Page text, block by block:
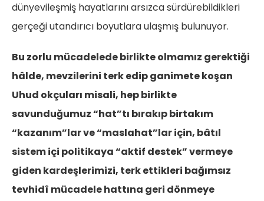
dünyevileşmiş hayatlarını arsızca sürdürebildikleri
gerçeği utandırıcı boyutlara ulaşmış bulunuyor.
Bu zorlu mücadelede birlikte olmamız gerektiği
hâlde, mevzilerini terk edip ganimete koşan
Uhud okçuları misali, hep birlikte
savunduğumuz “hat”tı bırakıp birtakım
“kazanım”lar ve “maslahat”lar için, bâtıl
sistem içi politikaya “aktif destek” vermeye
giden kardeşlerimizi, terk ettikleri bağımsız
tevhidî mücadele hattına geri dönmeye